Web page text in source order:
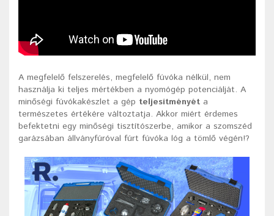
A megfelelő felszerelés, megfelelő fúvóka nélkül, nem
használja ki teljes mértékben a nyomógép potenciálját. A
minőségi fúvókakészlet a gép teljesítményét a
természetes értékére változtatja. Akkor miért érdemes
befektetni egy minőségi tisztítószerbe, amikor a szomszéd
garázsában állványfúróval fúrt fúvóka lóg a tömlő végén!?